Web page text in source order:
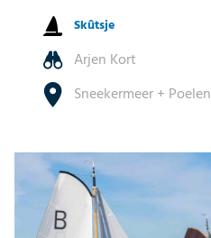
Skûtsje
Arjen Kort
Sneekermeer + Poelen